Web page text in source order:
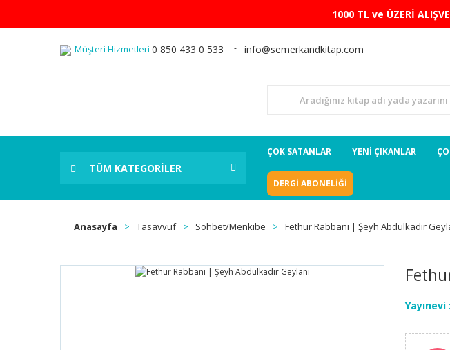
1000 TL ve ÜZERİ
Müşteri Hizmetleri 0 850 433 0 533 info@semerkandkitap.com
TÜM KATEGORİLER
ÇOK SATANLAR YENİ ÇIKANLAR
DERGİ ABONELİĞİ
Anasayfa Tasavvuf Sohbet/Menkıbe Fethur Rabbani | Şeyh Abdülkadir
Yayınevi :